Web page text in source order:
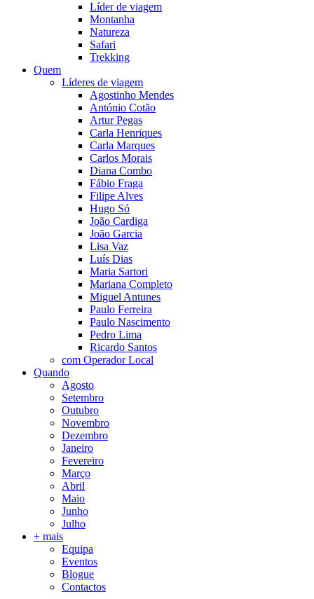
Líder de viagem
Montanha
Natureza
Safari
Trekking
Quem
Líderes de viagem
Agostinho Mendes
António Cotão
Artur Pegas
Carla Henriques
Carla Marques
Carlos Morais
Diana Combo
Fábio Fraga
Filipe Alves
Hugo Só
João Cardiga
João Garcia
Lisa Vaz
Luís Dias
Maria Sartori
Mariana Completo
Miguel Antunes
Paulo Ferreira
Paulo Nascimento
Pedro Lima
Ricardo Santos
com Operador Local
Quando
Agosto
Setembro
Outubro
Novembro
Dezembro
Janeiro
Fevereiro
Março
Abril
Maio
Junho
Julho
+ mais
Equipa
Eventos
Blogue
Contactos